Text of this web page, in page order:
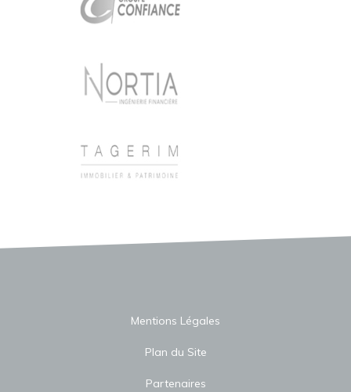
Mentions Légales
Plan du Site
Partenaires